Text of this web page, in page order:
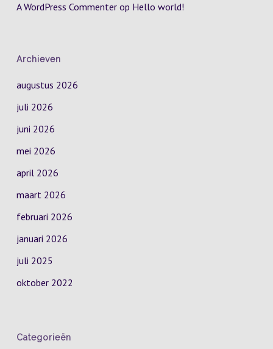
A WordPress Commenterop Hello world!
Archieven
augustus 2026
juli 2026
juni 2026
mei 2026
april 2026
maart 2026
februari 2026
januari 2026
juli 2025
oktober 2022
Categorieën